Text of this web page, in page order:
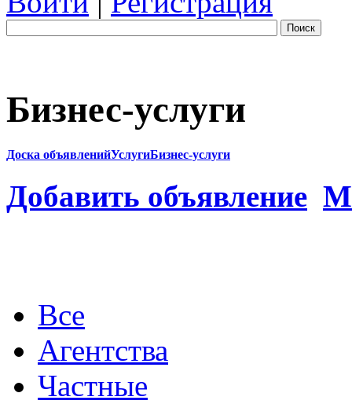
Поиск
Бизнес-услуги
Доска объявленийУслугиБизнес-услуги
Добавить объявление
Все
Агентства
Частные